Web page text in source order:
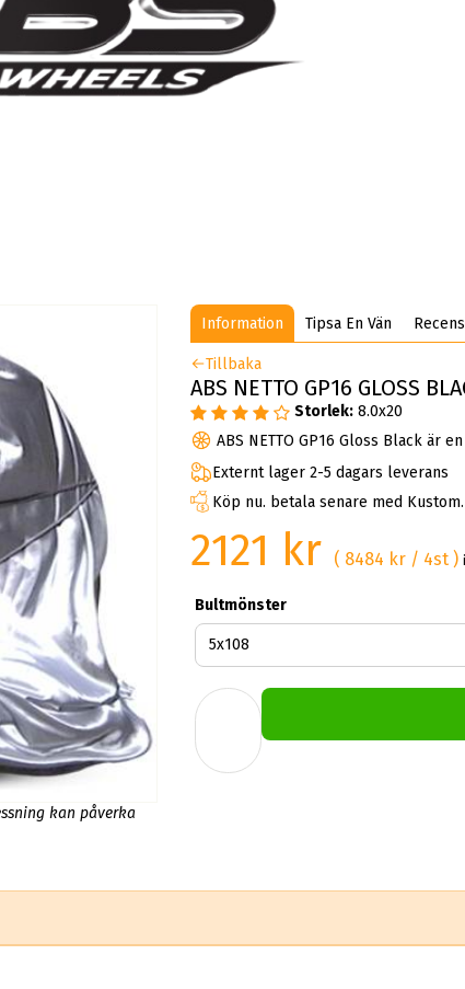
kan påverka
Information Tipsa En Vän
Tillbaka
ABS NETTO GP16 GLOSS
Storlek: 8.0x20
ABS NETTO GP16 Gloss Black är
Externt lager 2-5 dagars leverans
Köp nu. betala senare med Kustom.
2121 kr ( 8484 kr / 4st )
Bultmönster